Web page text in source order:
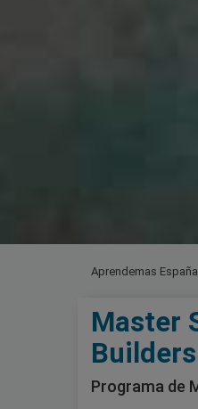
Aprendemas España
Master
Builders
Programa de